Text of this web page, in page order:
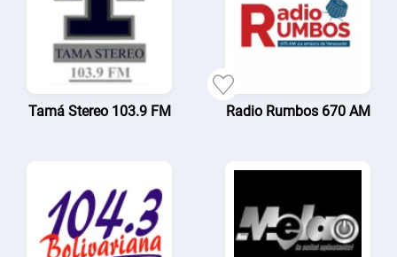
Tamá Stereo 103.9 FM Radio Rumbos 670 AM